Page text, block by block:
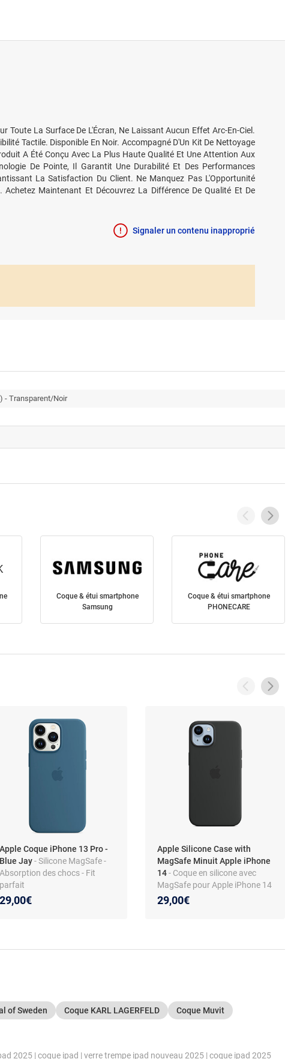
Toute La Surface De L'Écran, Ne Laissant Aucun Effet Arc-En-Ciel.
Tactile. Disponible En Noir. Accompagné D'Un Kit De Nettoyage
A Été Conçu Avec La Plus Haute Qualité Et Une Attention Aux
De Pointe, Il Garantit Une Durabilité Et Des Performances
La Satisfaction Du Client. Ne Manquez Pas L'Opportunité
Maintenant Et Découvrez La Différence De Qualité Et De
Signaler un contenu inapproprié
- Transparent/Noir
Coque & étui smartphone
Samsung
Coque & étui smartphone
PHONECARE
Apple Coque iPhone 13 Pro -
Blue Jay- Silicone MagSafe -
Absorption des chocs - Fit
parfait
29,00€
Apple Silicone Case with
MagSafe Minuit Apple iPhone
14- Coque en silicone avec
MagSafe pour Apple iPhone 14
29,00€
of Sweden Coque KARL LAGERFELD
Coque Muvit
2025 | coque ipad | verre trempe ipad nouveau 2025 | coque ipad 2025